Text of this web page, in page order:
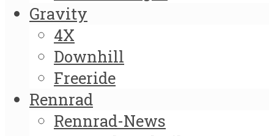
Gravity
4X
Downhill
Freeride
Rennrad
Rennrad-News